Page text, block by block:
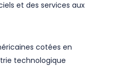
et des services aux
cotées en
technologique